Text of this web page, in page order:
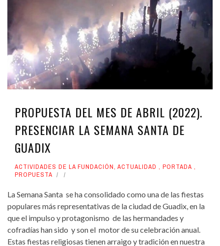
PROPUESTA DEL MES DE ABRIL (2022).
PRESENCIAR LA SEMANA SANTA DE
GUADIX
ACTIVIDADES DE LA FUNDACIÓN, ACTUALIDAD , PORTADA ,
PROPUESTA
La Semana Santa se ha consolidado como una de las fiestas
populares más representativas de la ciudad de Guadix, en la
que el impulso y protagonismo de las hermandades y
cofradías han sido y son el motor de su celebración anual.
Estas fiestas religiosas tienen arraigo y tradición en nuestra